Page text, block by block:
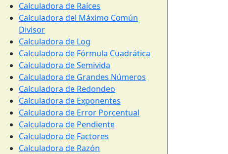
Calculadora de Raíces
Calculadora del Máximo Común
Divisor
Calculadora de Log
Calculadora de Fórmula Cuadrática
Calculadora de Semivida
Calculadora de Grandes Números
Calculadora de Redondeo
Calculadora de Exponentes
Calculadora de Error Porcentual
Calculadora de Pendiente
Calculadora de Factores
Calculadora de Razón